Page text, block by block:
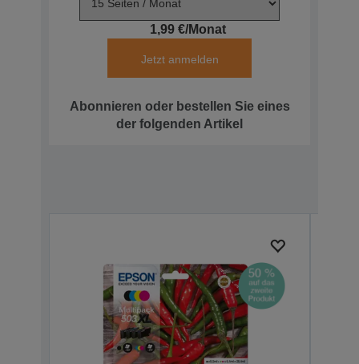
1,99 €/Monat
Jetzt anmelden
Abonnieren oder bestellen Sie eines
der folgenden Artikel